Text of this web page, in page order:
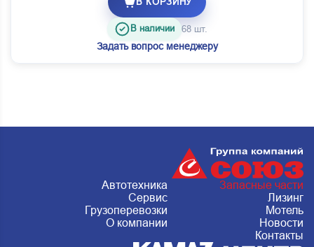
В наличии 68 шт.
Задать вопрос менеджеру
Автотехника
Запасные части
Сервис
Лизинг
Грузоперевозки
Мотель
О компании
Новости
Контакты